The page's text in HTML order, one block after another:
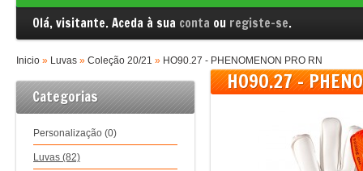
Olá, visitante. Aceda à sua conta ou registe-se.
Inicio » Luvas » Coleção 20/21 » HO90.27 - PHENOMENON PRO RN
Categorias
Personalização (0)
Luvas (82)
HO90.27 -